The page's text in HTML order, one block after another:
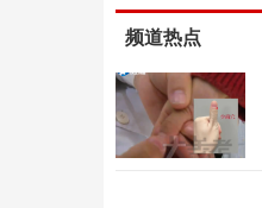
频道热点